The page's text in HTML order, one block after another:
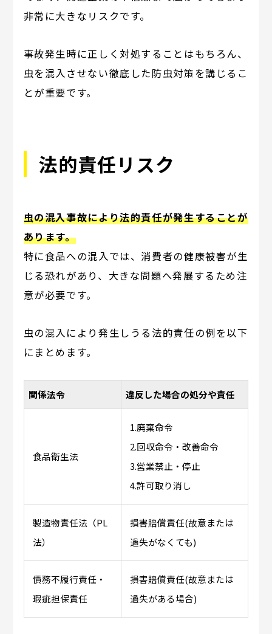
非常に大きなリスクです。
事故発生時に正しく対処することはもちろん、
虫を混入させない徹底した防虫対策を講じるこ
とが重要です。
法的責任リスク
虫の混入事故により法的責任が発生することが
あります。
特に食品への混入では、消費者の健康被害が生
じる恐れがあり、大きな問題へ発展するため注
意が必要です。
虫の混入により発生しうる法的責任の例を以下
にまとめます。
関係法令 違反した場合の処分や責任
食品衛生法
1.廃棄命令
2.回収命令・改善命令
3.営業禁止・停止
4.許可取り消し
製造物責任法（PL
法）
損害賠償責任(故意または
過失がなくても)
債務不履行責任・
瑕疵担保責任
損害賠償責任(故意または
過失がある場合)